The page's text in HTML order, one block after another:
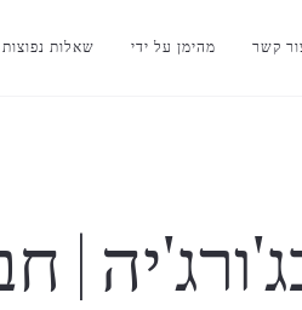
שאלות נפוצות מהימן על ידי קשר
|